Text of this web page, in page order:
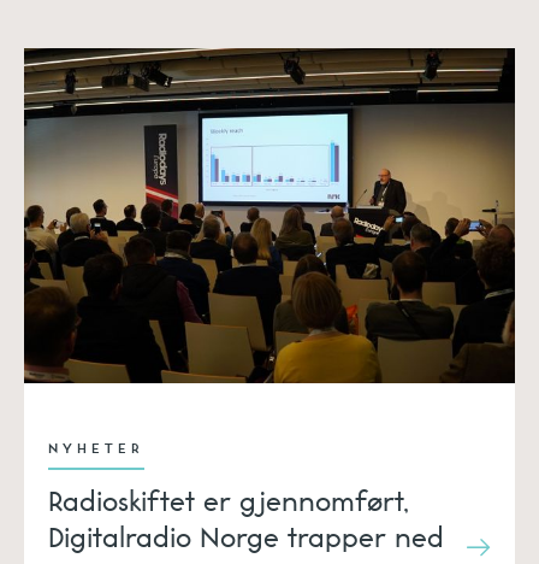
NYHETER
Radioskiftet er gjennomført,
Digitalradio Norge trapper ned